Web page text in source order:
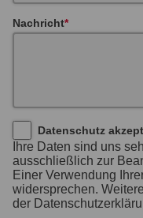
Nachricht
Datenschutz
Ihre Daten sind uns
ausschließlich zur
Einer Verwendung
widersprechen.
der